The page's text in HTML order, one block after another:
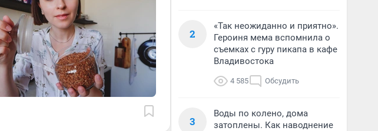
2
«Так неожиданно и приятно».
Героиня мема вспомнила о
съемках с гуру пикапа в кафе
Владивостока
4 585 Обсудить
3
Воды по колено, дома
затоплены. Как наводнение